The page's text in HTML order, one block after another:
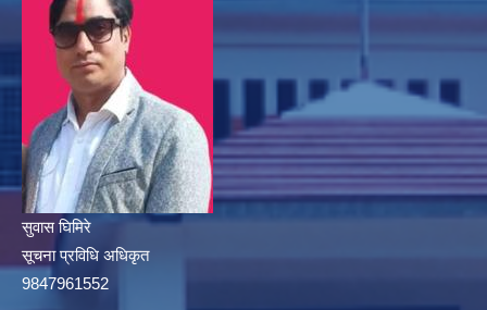
सुवास घिमिरे
सूचना प्रविधि अधिकृत
9847961552